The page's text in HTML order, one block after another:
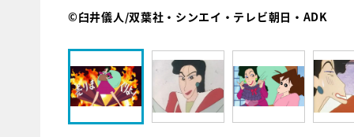
©臼井儀人/双葉社・シンエイ・テレビ朝日・ADK